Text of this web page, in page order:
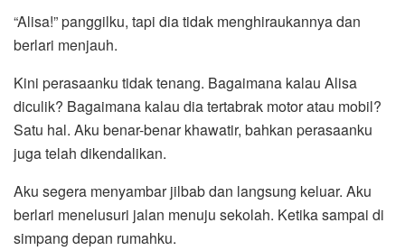
“Alisa!” panggilku, tapi dia tidak menghiraukannya dan
berlari menjauh.
Kini perasaanku tidak tenang. Bagaimana kalau Alisa
diculik? Bagaimana kalau dia tertabrak motor atau mobil?
Satu hal. Aku benar-benar khawatir, bahkan perasaanku
juga telah dikendalikan.
Aku segera menyambar jilbab dan langsung keluar. Aku
berlari menelusuri jalan menuju sekolah. Ketika sampai di
simpang depan rumahku.